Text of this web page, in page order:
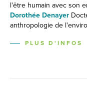
l'être humain avec son
Dorothée Denayer
anthropologie de
PLUS D'INFOS